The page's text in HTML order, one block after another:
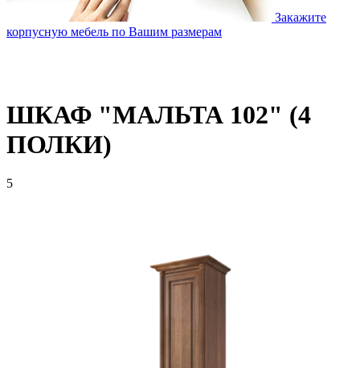
Закажите
корпусную мебель по Вашим размерам
ШКАФ "МАЛЬТА 102" (4
ПОЛКИ)
5